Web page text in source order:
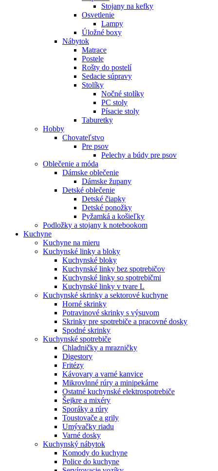
Stojany na kefky
Osvetlenie
Lampy
Úložné boxy
Nábytok
Matrace
Postele
Rošty do postelí
Sedacie súpravy
Stolíky
Nočné stolíky
PC stoly
Písacie stoly
Taburetky
Hobby
Chovateľstvo
Pre psov
Pelechy a búdy pre psov
Oblečenie a móda
Dámske oblečenie
Dámske župany
Detské oblečenie
Detské čiapky
Detské ponožky
Pyžamká a košieľky
Podložky a stojany k notebookom
Kuchyne
Kuchyne na mieru
Kuchynské linky a bloky
Kuchynské bloky
Kuchynské linky bez spotrebičov
Kuchynské linky so spotrebičmi
Kuchynské linky v tvare L
Kuchynské skrinky a sektorové kuchyne
Horné skrinky
Potravinové skrinky s výsuvom
Skrinky pre spotrebiče a pracovné dosky
Spodné skrinky
Kuchynské spotrebiče
Chladničky a mrazničky
Digestory
Fritézy
Kávovary a varné kanvice
Mikrovlnné rúry a minipekárne
Ostatné kuchynské elektrospotrebiče
Šejkre a mixéry
Sporáky a rúry
Toustovače a grily
Umývačky riadu
Varné dosky
Kuchynský nábytok
Komody do kuchyne
Police do kuchyne